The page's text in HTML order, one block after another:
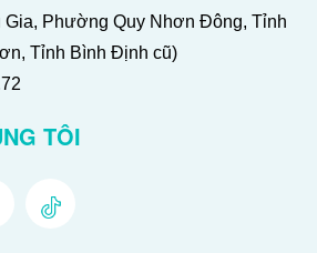
Phường Quy Nhơn Đông, Tỉnh
Tỉnh Bình Định cũ)
TÔI